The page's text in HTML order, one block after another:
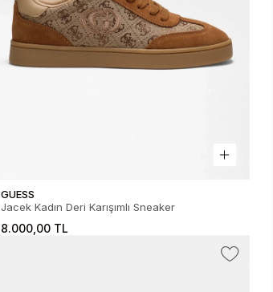
GUESS
Jacek Kadın Deri Karışımlı Sneaker
8.000,00 TL